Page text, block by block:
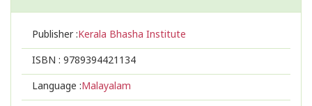
Publisher :Kerala Bhasha Institute
ISBN : 9789394421134
Language :Malayalam